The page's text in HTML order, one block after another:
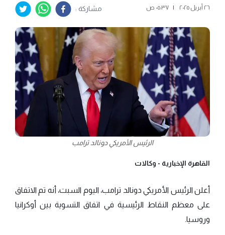
٢٦ أبريل ٢٠٢٥ | ٠٥:٣٧ ص مشاركة :
الرئيس الأمريكي دونالد ترامب
القاهرة الإخبارية - وكالات
أعلن الرئيس الأمريكي دونالد ترامب، اليوم السبت، أنه تم الاتفاق
على معظم النقاط الرئيسية في اتفاق التسوية بين أوكرانيا
وروسيا.